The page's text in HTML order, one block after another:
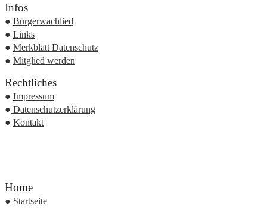
Infos
● Bürgerwachlied
● Links
● Merkblatt Datenschutz
● Mitglied werden
Rechtliches
● Impressum
● Datenschutzerklärung
● Kontakt
Home
● Startseite